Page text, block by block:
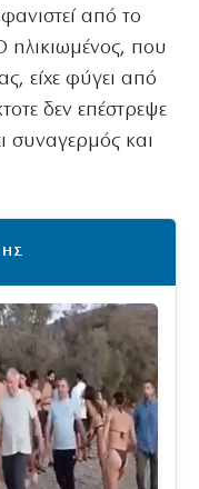
από το
που
είχε φύγει από
δεν επέστρεψε
συναγερμός και